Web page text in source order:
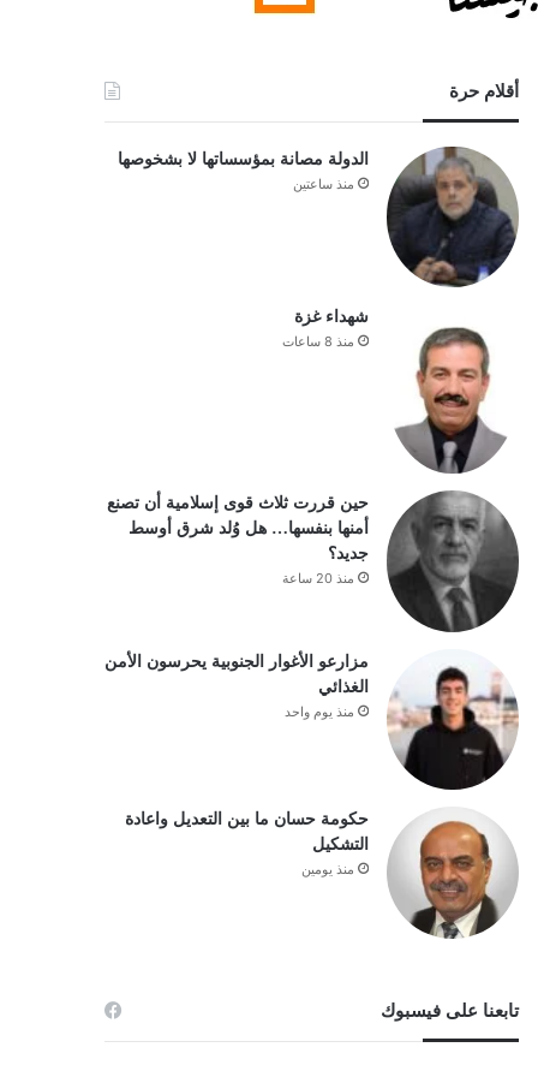
أقلام حرة
الدولة مصانة بمؤسساتها لا بشخوصها
منذ ساعتين
شهداء غزة
منذ 8 ساعات
حين قررت ثلاث قوى إسلامية أن تصنع
أمنها بنفسها… هل وُلد شرق أوسط
جديد؟
منذ 20 ساعة
مزارعو الأغوار الجنوبية يحرسون الأمن
الغذائي
منذ يوم واحد
حكومة حسان ما بين التعديل واعادة
التشكيل
منذ يومين
تابعنا على فيسبوك